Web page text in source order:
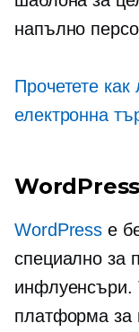
напълно
Прочетете
електронна
WordPress
WordPress е
специално за
инфлуенсъри.
платформа за